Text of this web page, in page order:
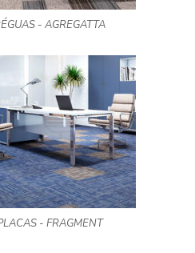
- AGREGATTA
- FRAGMENT